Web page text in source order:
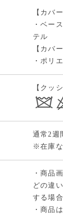
【カバ
・ベー
テル
【カバ
・ポリ
【クッ
通常2週
※在庫
・商品
どの違
する場
・商品